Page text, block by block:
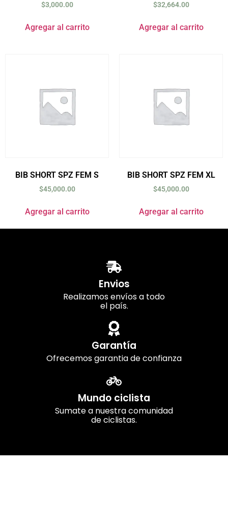
$3,000.00
Agregar al carrito
$32,664.00
Agregar al carrito
BIB SHORT SPZ FEM S
$45,000.00
Agregar al carrito
BIB SHORT SPZ FEM XL
$45,000.00
Agregar al carrito
Envios
Realizamos envíos a todo
el país.
Garantía
Ofrecemos garantia de confianza
Mundo ciclista
Sumate a nuestra comunidad
de ciclistas.